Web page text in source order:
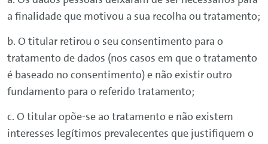
a finalidade que motivou a sua recolha ou tratamento;
b. O titular retirou o seu consentimento para o
tratamento de dados (nos casos em que o tratamento
é baseado no consentimento) e não existir outro
fundamento para o referido tratamento;
c. O titular opõe-se ao tratamento e não existem
interesses legítimos prevalecentes que justifiquem o